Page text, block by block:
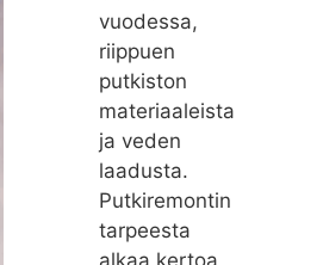
vuodessa,
riippuen
putkiston
materiaaleista
ja veden
laadusta.
Putkiremontin
tarpeesta
alkaa kertoa